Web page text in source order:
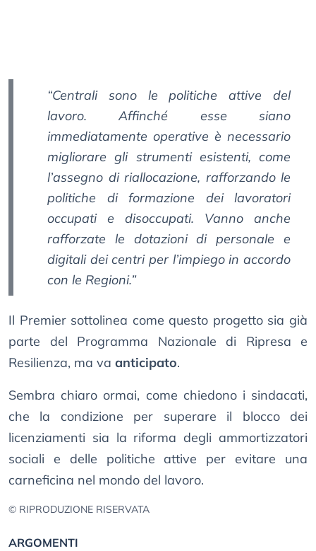
“Centrali sono le politiche attive del
lavoro. Affinché esse siano
immediatamente operative è necessario
migliorare gli strumenti esistenti, come
l’assegno di riallocazione, rafforzando le
politiche di formazione dei lavoratori
occupati e disoccupati. Vanno anche
rafforzate le dotazioni di personale e
digitali dei centri per l’impiego in accordo
con le Regioni.”
Il Premier sottolinea come questo progetto sia già
parte del Programma Nazionale di Ripresa e
Resilienza, ma va anticipato.
Sembra chiaro ormai, come chiedono i sindacati,
che la condizione per superare il blocco dei
licenziamenti sia la riforma degli ammortizzatori
sociali e delle politiche attive per evitare una
carneficina nel mondo del lavoro.
© RIPRODUZIONE RISERVATA
ARGOMENTI